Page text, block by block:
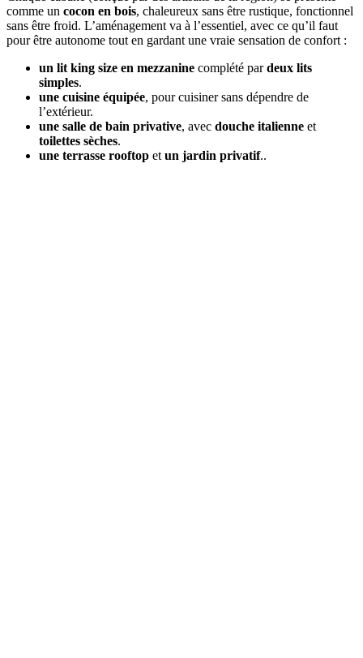
comme un cocon en bois, chaleureux sans être rustique, fonctionnel
sans être froid. L’aménagement va à l’essentiel, avec ce qu’il faut
pour être autonome tout en gardant une vraie sensation de confort :
un lit king size en mezzanine complété pardeux lits
simples.
une cuisine équipée, pour cuisiner sans dépendre de
l’extérieur.
une salle de bain privative, avec douche italienne et
toilettes sèches.
une terrasse rooftop et un jardin privatif..